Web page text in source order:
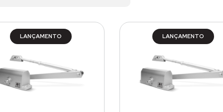
LANÇAMENTO LANÇAMENTO